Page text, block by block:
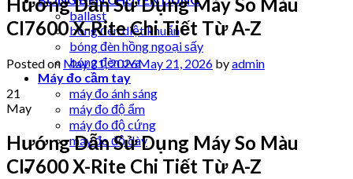
ballast
bóng đèn diệt khuẩn
bóng đèn hồng ngoại sấy
bóng đèn uva
Máy đo cầm tay
máy đo ánh sáng
máy đo độ ẩm
máy đo độ cứng
máy đo độ dày
Hướng Dẫn Sử Dụng Máy So Màu
CI7600 X-Rite Chi Tiết Từ A-Z
Posted on May 21, 2026May 21, 2026 byadmin
21
May
Hướng Dẫn Sử Dụng Máy So Màu
CI7600 X-Rite Chi Tiết Từ A-Z